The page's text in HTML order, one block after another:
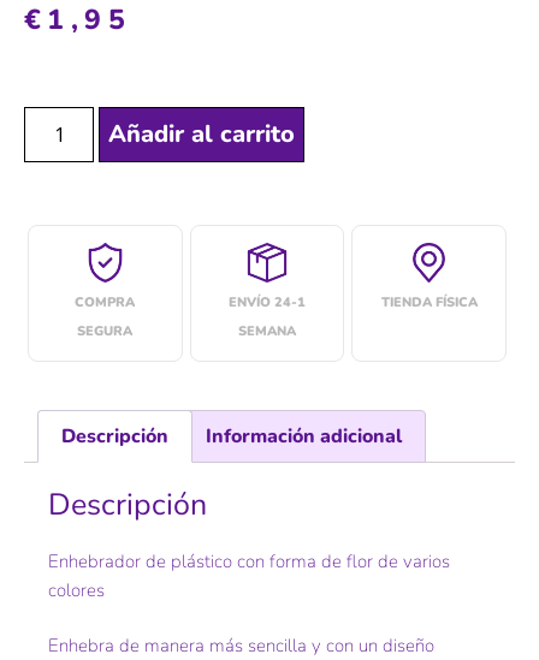
€ 1,95
Añadir al carrito
COMPRA
SEGURA
ENVÍO 24-1
SEMANA
TIENDA FÍSICA
Descripción Información adicional
Descripción
Enhebrador de plástico con forma de flor de varios
colores
Enhebra de manera más sencilla y con un diseño